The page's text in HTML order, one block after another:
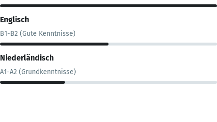
Englisch
B1-B2 (Gute Kenntnisse)
Niederländisch
A1-A2 (Grundkenntnisse)